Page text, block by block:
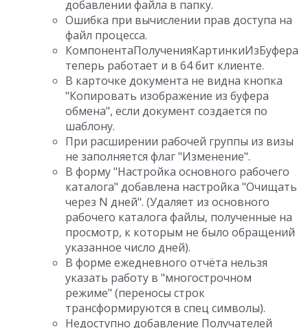
добавлении файла в папку.
Ошибка при вычислении прав доступа на
файл процесса.
КомпонентаПолученияКартинкиИзБуфера
теперь работает и в 64 бит клиенте.
В карточке документа не видна кнопка
"Копировать изображение из буфера
обмена", если документ создается по
шаблону.
При расширении рабочей группы из визы
не заполняется флаг "Изменение".
В форму "Настройка основного рабочего
каталога" добавлена настройка "Очищать
через N дней". (Удаляет из основного
рабочего каталога файлы, полученные на
просмотр, к которым не было обращений
указанное число дней).
В форме ежедневного отчёта нельзя
указать работу в "многострочном
режиме" (переносы строк
трансформируются в спец символы).
Недоступно добавление Получателей